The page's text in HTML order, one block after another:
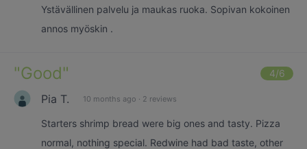
Ystävällinen palvelu ja maukas ruoka. Sopivan kokoinen
annos myöskin .
"Good" 4/6
Pia T. 10 months ago · 2 reviews
Starters shrimp bread were big ones and tasty. Pizza
normal, nothing special. Redwine had bad taste, other